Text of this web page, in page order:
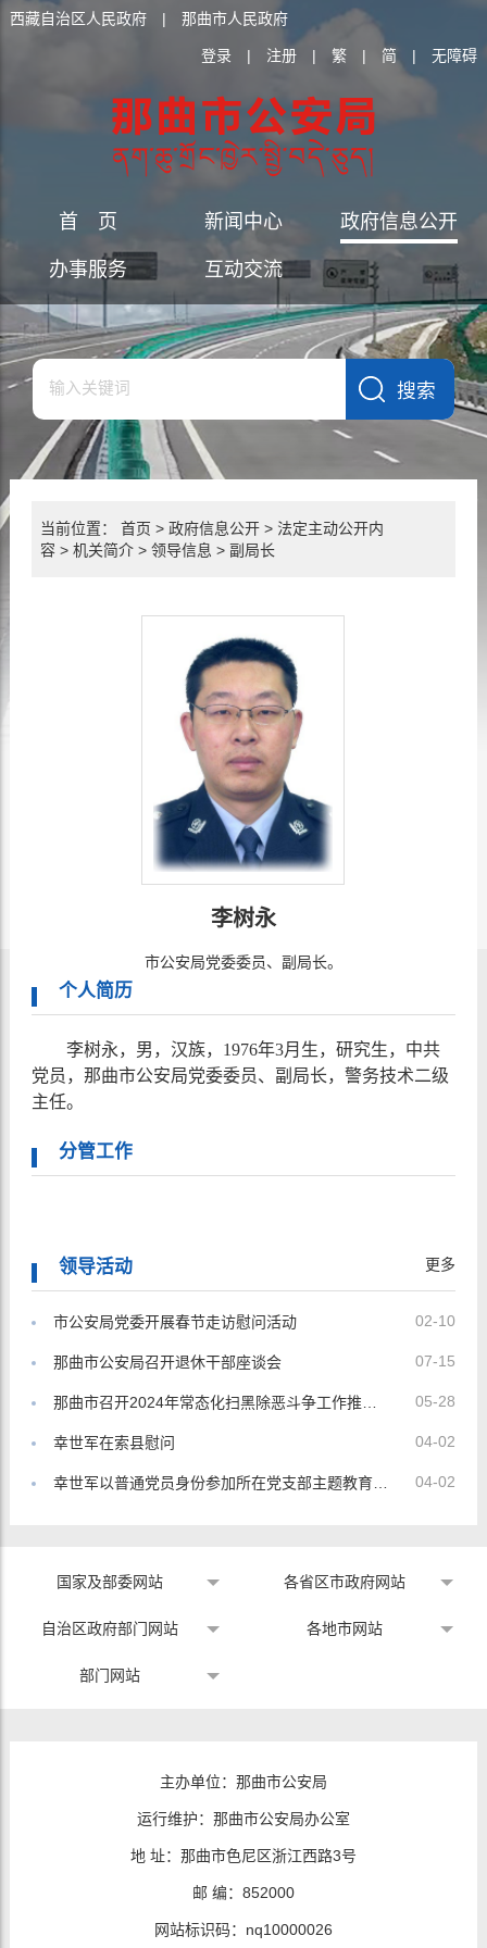
西藏自治区人民政府 | 那曲市人民政府
登录 | 注册 | 繁 | 简 | 无障碍
首 页 新闻中心 政府信息公开
办事服务 互动交流
当前位置： 首页 > 政府信息公开> 法定主动公开内
容> 机关简介> 领导信息 > 副局长
李树永
市公安局党委委员、副局长。
个人简历
李树永，男，汉族， 1976年3月生，研究生，中共
党员，那曲市公安局党委委员、副局长，警务技术二级
主任。
分管工作
领导活动 更多
市公安局党委开展春节走访慰问活动 02-10
那曲市公安局召开退休干部座谈会 07-15
05-28
幸世军在索县慰问 04-02
幸世军以普通党员身份参加所在党支部主题教育专题组织生活会 04-02
国家及部委网站 各省区市政府网站
自治区政府部门网站 各地市网站
部门网站
主办单位：那曲市公安局
运行维护：那曲市公安局办公室
地 址：那曲市色尼区浙江西路3号
邮 编：852000
网站标识码：nq10000026